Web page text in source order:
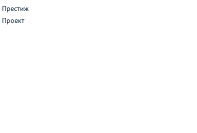
Престиж
Проект